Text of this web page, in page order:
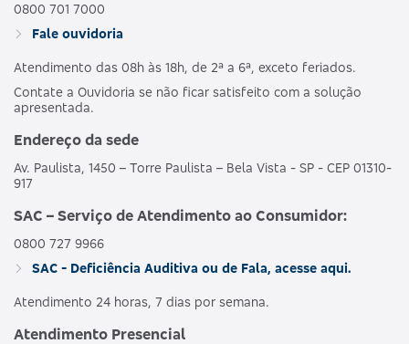
0800 701 7000
Fale ouvidoria
Atendimento das 08h às 18h, de 2ª a 6ª, exceto feriados.
Contate a Ouvidoria se não ficar satisfeito com a solução
apresentada.
Endereço da sede
Av. Paulista, 1450 – Torre Paulista – Bela Vista - SP - CEP 01310-
917
SAC – Serviço de Atendimento ao Consumidor:
0800 727 9966
SAC - Deficiência Auditiva ou de Fala, acesse aqui.
Atendimento 24 horas, 7 dias por semana.
Atendimento Presencial